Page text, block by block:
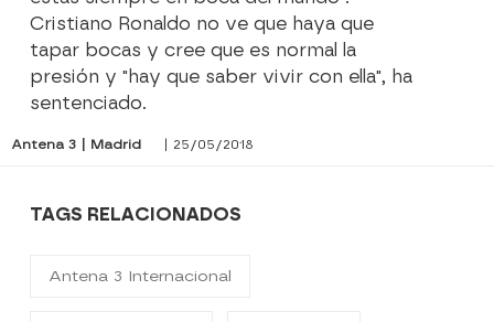
Cristiano Ronaldo no ve que haya que
tapar bocas y cree que es normal la
presión y "hay que saber vivir con ella", ha
sentenciado.
Antena 3 | Madrid | 25/05/2018
TAGS RELACIONADOS
Antena 3 Internacional